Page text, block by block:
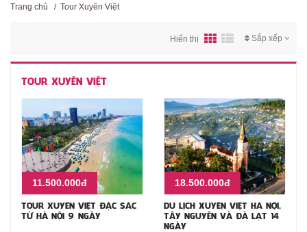
Trang chủ / Tour Xuyên Việt
Sắp xếp
Hiển thị
TOUR XUYÊN VIỆT
11.500.000đ
TOUR XUYÊN VIỆT ĐẶC SẮC
TỪ HÀ NỘI 9 NGÀY
18.500.000đ
DU LỊCH XUYÊN VIỆT HÀ NỘI,
TÂY NGUYÊN VÀ ĐÀ LẠT 14
NGÀY